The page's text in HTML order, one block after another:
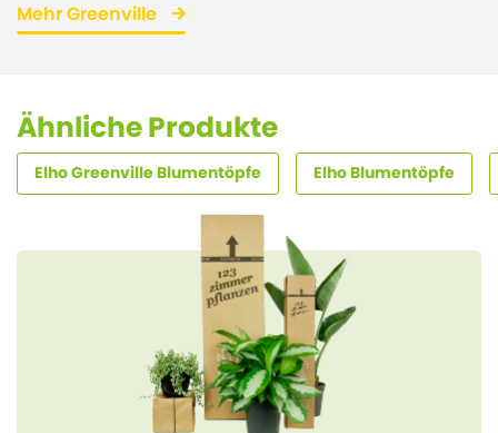
Mehr Greenville
Ähnliche Produkte
Elho Greenville Blumentöpfe Elho Blumentöpfe